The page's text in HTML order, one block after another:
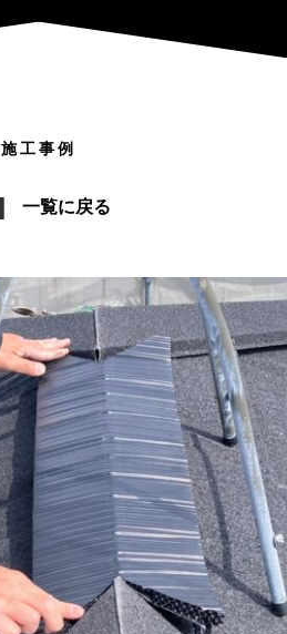
施工事例
一覧に戻る